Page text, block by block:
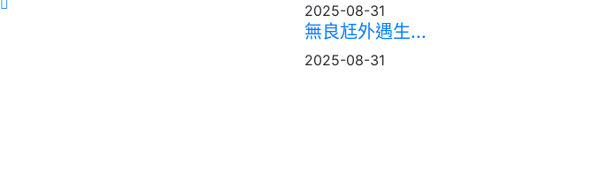
2025-08-31
無良尪外遇生...
2025-08-31